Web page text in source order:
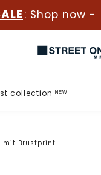
: Shop now -
collection ᴺᴱᵂ
mit Brustprint